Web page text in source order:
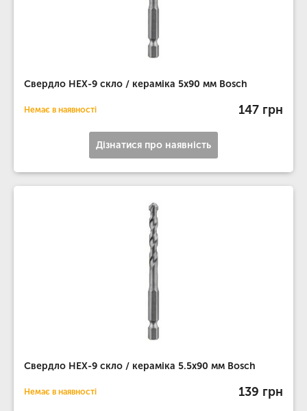
Свердло HEX-9 скло / кераміка 5х90 мм Bosch
Немає в наявності 147 грн
Дізнатися про наявність
Свердло HEX-9 скло / кераміка 5.5х90 мм Bosch
Немає в наявності 139 грн